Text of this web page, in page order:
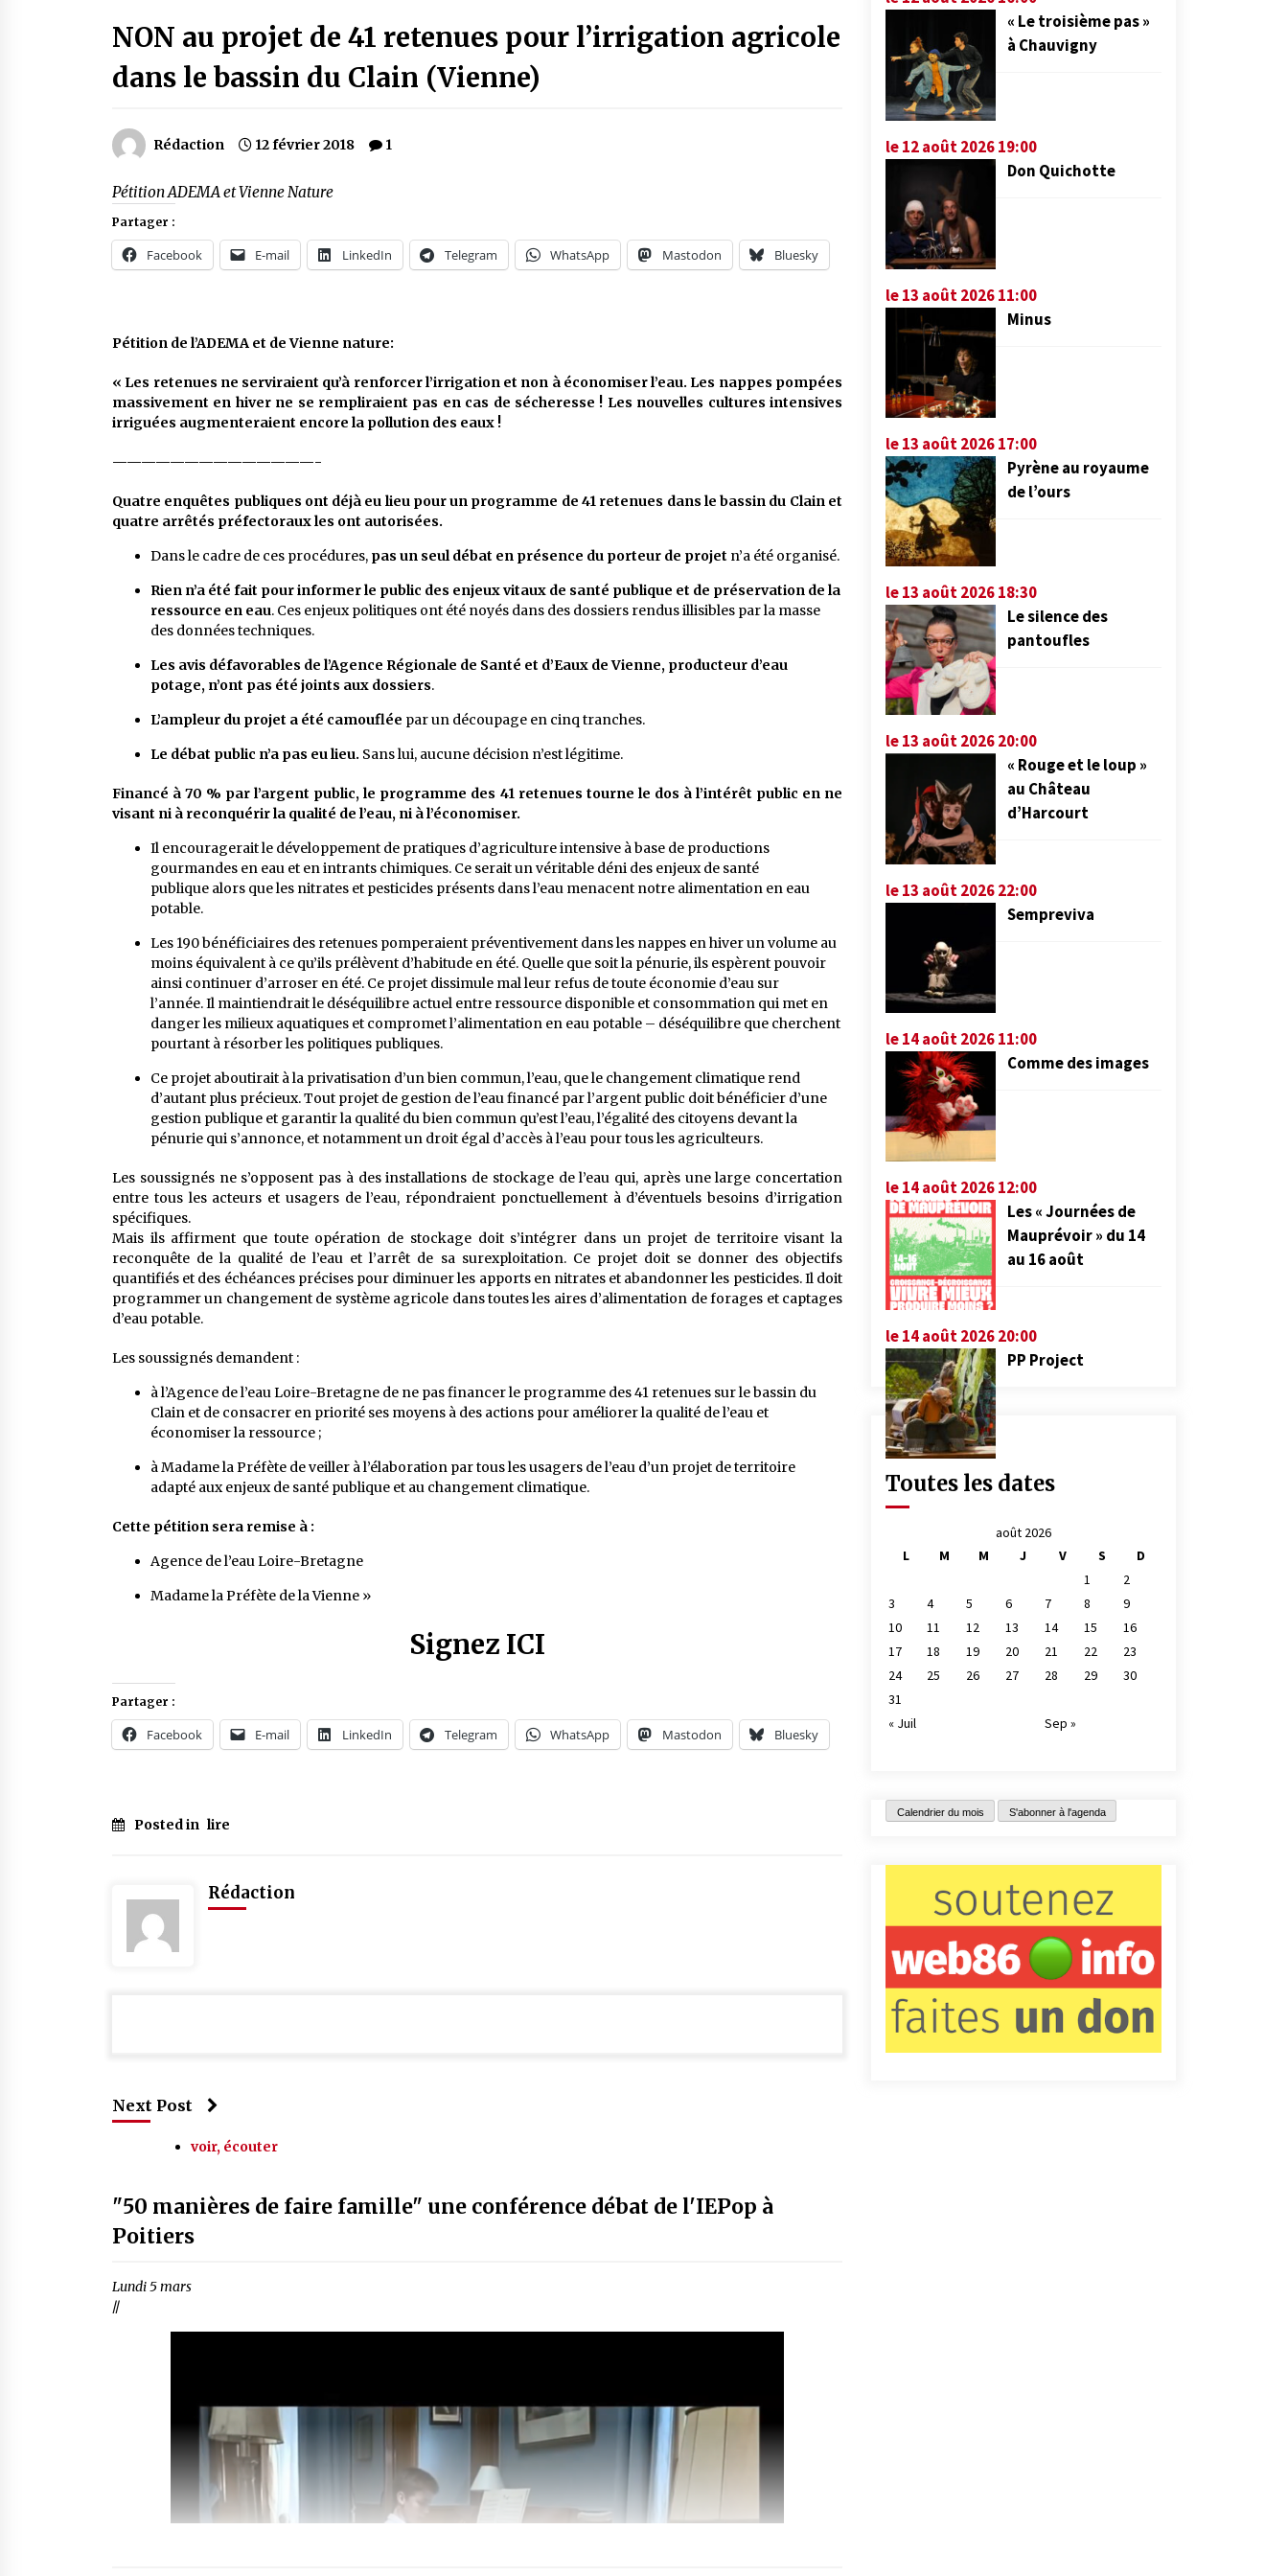
NON au projet de 41 retenues pour l’irrigation agricole
dans le bassin du Clain (Vienne)
Rédaction 12 février 2018 1
Pétition ADEMA et Vienne Nature
Partager :
Facebook E-mail LinkedIn Telegram WhatsApp Mastodon Bluesky
Pétition de l’ADEMA et de Vienne nature:
« Les retenues ne serviraient qu’à renforcer l’irrigation et non à économiser l’eau. Les nappes pompées
massivement en hiver ne se rempliraient pas en cas de sécheresse ! Les nouvelles cultures intensives
irriguées augmenteraient encore la pollution des eaux !
——————————————-
Quatre enquêtes publiques ont déjà eu lieu pour un programme de 41 retenues dans le bassin du Clain et
quatre arrêtés préfectoraux les ont autorisées.
Dans le cadre de ces procédures, pas un seul débat en présence du porteur de projet n’a été organisé.
Rien n’a été fait pour informer le public des enjeux vitaux de santé publique et de préservation de la
ressource en eau. Ces enjeux politiques ont été noyés dans des dossiers rendus illisibles par la masse
des données techniques.
Les avis défavorables de l’Agence Régionale de Santé et d’Eaux de Vienne, producteur d’eau
potage, n’ont pas été joints aux dossiers.
L’ampleur du projet a été camouflée par un découpage en cinq tranches.
Le débat public n’a pas eu lieu. Sans lui, aucune décision n’est légitime.
Financé à 70 % par l’argent public, le programme des 41 retenues tourne le dos à l’intérêt public en ne
visant ni à reconquérir la qualité de l’eau, ni à l’économiser.
Il encouragerait le développement de pratiques d’agriculture intensive à base de productions
gourmandes en eau et en intrants chimiques. Ce serait un véritable déni des enjeux de santé
publique alors que les nitrates et pesticides présents dans l’eau menacent notre alimentation en eau
potable.
Les 190 bénéficiaires des retenues pomperaient préventivement dans les nappes en hiver un volume au
moins équivalent à ce qu’ils prélèvent d’habitude en été. Quelle que soit la pénurie, ils espèrent pouvoir
ainsi continuer d’arroser en été. Ce projet dissimule mal leur refus de toute économie d’eau sur
l’année. Il maintiendrait le déséquilibre actuel entre ressource disponible et consommation qui met en
danger les milieux aquatiques et compromet l’alimentation en eau potable – déséquilibre que cherchent
pourtant à résorber les politiques publiques.
Ce projet aboutirait à la privatisation d’un bien commun, l’eau, que le changement climatique rend
d’autant plus précieux. Tout projet de gestion de l’eau financé par l’argent public doit bénéficier d’une
gestion publique et garantir la qualité du bien commun qu’est l’eau, l’égalité des citoyens devant la
pénurie qui s’annonce, et notamment un droit égal d’accès à l’eau pour tous les agriculteurs.
Les soussignés ne s’opposent pas à des installations de stockage de l’eau qui, après une large concertation
entre tous les acteurs et usagers de l’eau, répondraient ponctuellement à d’éventuels besoins d’irrigation
spécifiques.
Mais ils affirment que toute opération de stockage doit s’intégrer dans un projet de territoire visant la
reconquête de la qualité de l’eau et l’arrêt de sa surexploitation. Ce projet doit se donner des objectifs
quantifiés et des échéances précises pour diminuer les apports en nitrates et abandonner les pesticides. Il doit
programmer un changement de système agricole dans toutes les aires d’alimentation de forages et captages
d’eau potable.
Les soussignés demandent :
à l’Agence de l’eau Loire-Bretagne de ne pas financer le programme des 41 retenues sur le bassin du
Clain et de consacrer en priorité ses moyens à des actions pour améliorer la qualité de l’eau et
économiser la ressource ;
à Madame la Préfète de veiller à l’élaboration par tous les usagers de l’eau d’un projet de territoire
adapté aux enjeux de santé publique et au changement climatique.
Cette pétition sera remise à :
Agence de l’eau Loire-Bretagne
Madame la Préfète de la Vienne »
Signez ICI
Partager :
Facebook E-mail LinkedIn Telegram WhatsApp Mastodon Bluesky
Posted in lire
Rédaction
Next Post
voir, écouter
"50 manières de faire famille" une conférence débat de l'IEPop à
Poitiers
Lundi 5 mars
//
« Le troisième pas »
à Chauvigny
le 12 août 2026 19:00
Don Quichotte
le 13 août 2026 11:00
Minus
le 13 août 2026 17:00
Pyrène au royaume
de l’ours
le 13 août 2026 18:30
Le silence des
pantoufles
le 13 août 2026 20:00
« Rouge et le loup »
au Château
d’Harcourt
le 13 août 2026 22:00
Sempreviva
le 14 août 2026 11:00
Comme des images
le 14 août 2026 12:00
Les « Journées de
Mauprévoir » du 14
au 16 août
le 14 août 2026 20:00
PP Project
Toutes les dates
août 2026
L
M M J V S
D
1
2
3
4 5 6 7 8
9
10
11 12 13 14 15
16
17
18 19 20 21 22
23
24
25 26 27 28 29
30
31
« Juil
Sep »
Calendrier du mois S'abonner à l'agenda